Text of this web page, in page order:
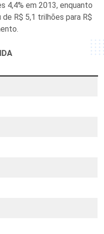
4,4% em 2013, enquanto
R$ 5,1 trilhões para R$